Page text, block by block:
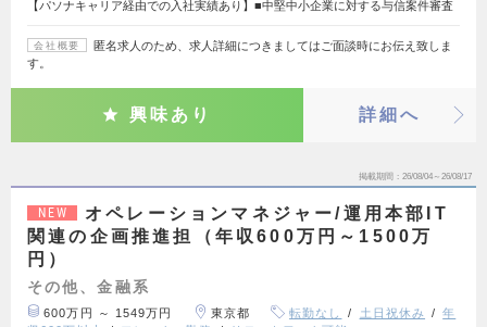
【パソナキャリア経由での入社実績あり】■中堅中小企業に対する与信案件審査
会社概要
匿名求人のため、求人詳細につきましてはご面談時にお伝え致しま
す。
興味あり 詳細へ
掲載期間 26/08/04～26/08/17
NEW
オペレーションマネジャー/運用本部IT
関連の企画推進担（年収600万円～1500万
円）
その他、金融系
600万円 ～ 1549万円 東京都 転勤なし 土日祝休み
年